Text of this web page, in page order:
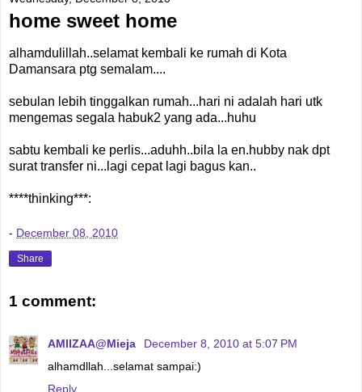
home sweet home
alhamdulillah..selamat kembali ke rumah di Kota
Damansara ptg semalam....
sebulan lebih tinggalkan rumah...hari ni adalah hari utk
mengemas segala habuk2 yang ada...huhu
sabtu kembali ke perlis...aduhh..bila la en.hubby nak dpt
surat transfer ni...lagi cepat lagi bagus kan..
****thinking***:
- December 08, 2010
Share
1 comment:
AMIIZAA@Mieja
December 8, 2010 at 5:07 PM
alhamdllah...selamat sampai:)
Reply